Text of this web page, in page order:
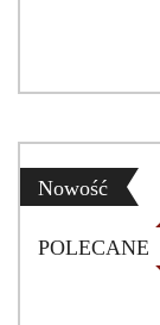
Nowość
POLECANE